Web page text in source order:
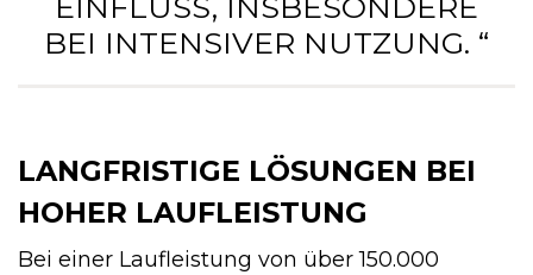
INFLUSS, INSBESONDERE B
EI INTENSIVER NUTZUNG. “
LANGFRISTIGE LÖSUNGEN BEI
HOHER LAUFLEISTUNG
Bei einer Laufleistung von über 150.000